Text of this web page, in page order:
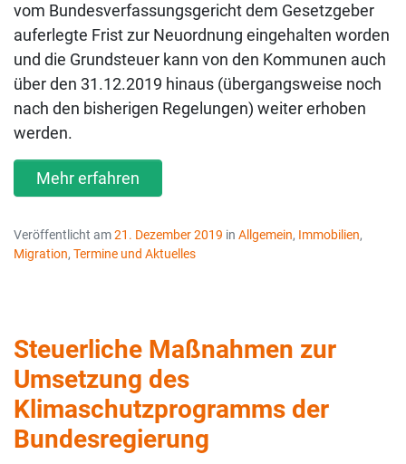
vom Bundesverfassungsgericht dem Gesetzgeber
auferlegte Frist zur Neuordnung eingehalten worden
und die Grundsteuer kann von den Kommunen auch
über den 31.12.2019 hinaus (übergangsweise noch
nach den bisherigen Regelungen) weiter erhoben
werden.
Mehr erfahren
Veröffentlicht am21. Dezember 2019 in Allgemein, Immobilien,
Migration, Termine und Aktuelles
Steuerliche Maßnahmen zur
Umsetzung des
Klimaschutzprogramms der
Bundesregierung